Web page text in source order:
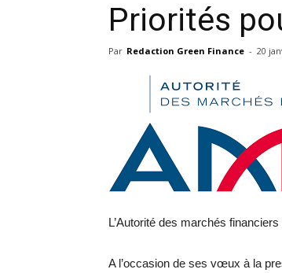
Priorités
Par Redaction Green Finance - 20
L’Autorité des marchés
A l’occasion de ses vœux à la